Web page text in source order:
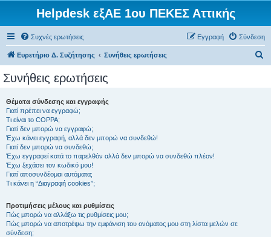
Helpdesk εξΑΕ 1ου ΠΕΚΕΣ Αττικής
Συχνές ερωτήσεις Σύνδεση
Εγγραφή
Ευρετήριο Δ. Συζήτησης Συνήθεις ερωτήσεις
Συνήθεις ερωτήσεις
Θέματα σύνδεσης και εγγραφής
Γιατί πρέπει να εγγραφώ;
Τι είναι το COPPA;
Γιατί δεν μπορώ να εγγραφώ;
Έχω κάνει εγγραφή, αλλά δεν μπορώ να συνδεθώ!
Γιατί δεν μπορώ να συνδεθώ;
Έχω εγγραφεί κατά το παρελθόν αλλά δεν μπορώ να συνδεθώ πλέον!
Έχω ξεχάσει τον κωδικό μου!
Γιατί αποσυνδέομαι αυτόματα;
Τι κάνει η “Διαγραφή cookies”;
Προτιμήσεις μέλους και ρυθμίσεις
Πώς μπορώ να αλλάξω τις ρυθμίσεις μου;
Πώς μπορώ να αποτρέψω την εμφάνιση του ονόματος μου στη λίστα μελών σε
σύνδεση;